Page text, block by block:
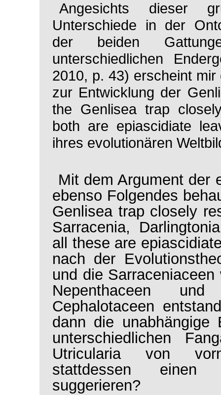
Angesichts dieser
Unterschiede in der
der beiden
unterschiedlichen
2010, p. 43) erscheint
zur Entwicklung der
the Genliseatrap
both are epiascidiate
ihres evolutionären
Mit dem Argument der
ebenso Folgendes
Genliseatrap closely
Sarracenia,
all these are
nach der
und die
Nepenthaceen
Cephalotaceen
dann die unabhängige
unterschiedlichen
Utriculariavon
stattdessen einen
suggerieren?